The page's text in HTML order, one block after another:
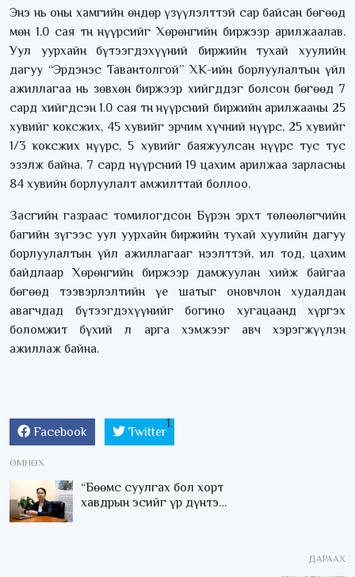
Энэ нь оны хамгийн өндөр үзүүлэлттэй сар байсан бөгөөд
мөн 1.0 сая тн нүүрсийг Хөрөнгийн биржээр арилжаалав.
Уул уурхайн бүтээгдэхүүний биржийн тухай хуулийн
дагуу “Эрдэнэс Тавантолгой” ХК-ийн борлуулалтын үйл
ажиллагаа нь зөвхөн биржээр хийгддэг болсон бөгөөд 7
сард хийгдсэн 1.0 сая тн нүүрсний биржийн арилжааны 25
хувийг коксжих, 45 хувийг эрчим хүчний нүүрс, 25 хувийг
1/3 коксжих нүүрс, 5 хувийг баяжуулсан нүүрс тус тус
эзэлж байна. 7 сард нүүрсний 19 цахим арилжаа зарласны
84 хувийн борлуулалт амжилттай боллоо.
Засгийн газраас томилогдсон Бүрэн эрхт төлөөлөгчийн
багийн зүгээс уул уурхайн биржийн тухай хуулийн дагуу
борлуулалтын үйл ажиллагааг нээлттэй, ил тод, цахим
байдлаар Хөрөнгийн биржээр дамжуулан хийж байгаа
бөгөөд тээвэрлэлтийн үе шатыг оновчлон худалдан
авагчдад бүтээгдэхүүнийг богино хугацаанд хүргэх
боломжит бүхий л арга хэмжээг авч хэрэгжүүлэн
ажиллаж байна.
Facebook Twitter
ӨМНӨХ
“Бөөмс суулгах бол хорт
хавдрын эсийг үр дүнтэй
ДАРААХ